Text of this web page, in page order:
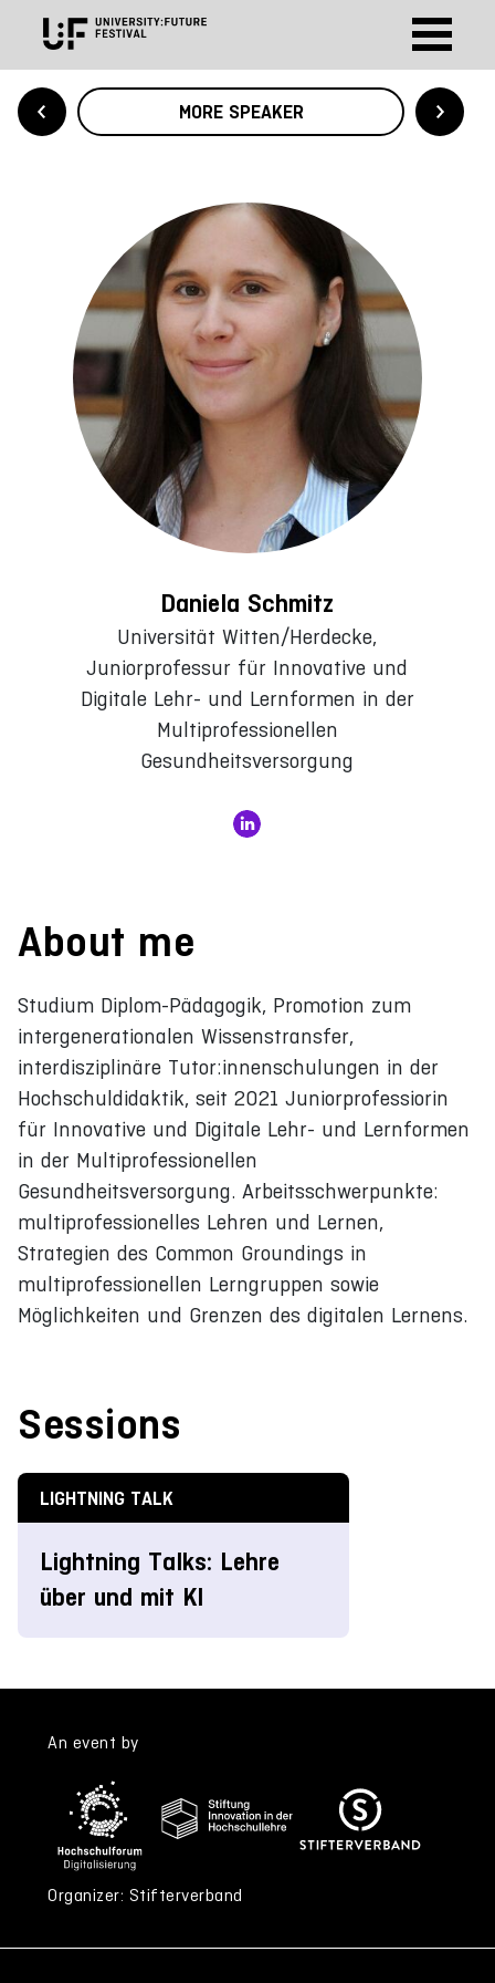
MORE SPEAKER
Daniela Schmitz
Universität Witten/Herdecke,
Juniorprofessur für Innovative und
Digitale Lehr- und Lernformen in der
Multiprofessionellen
Gesundheitsversorgung
About me
Studium Diplom-Pädagogik, Promotion zum
intergenerationalen Wissenstransfer,
interdisziplinäre Tutor:innenschulungen in der
Hochschuldidaktik, seit 2021 Juniorprofessiorin
für Innovative und Digitale Lehr- und Lernformen
in der Multiprofessionellen
Gesundheitsversorgung. Arbeitsschwerpunkte:
multiprofessionelles Lehren und Lernen,
Strategien des Common Groundings in
multiprofessionellen Lerngruppen sowie
Möglichkeiten und Grenzen des digitalen Lernens.
Sessions
LIGHTNING TALK
Lightning Talks: Lehre
über und mit KI
An event by
Organizer: Stifterverband